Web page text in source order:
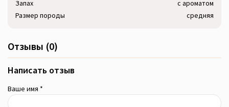
Запах
с ароматом
Размер породы
средняя
Отзывы (0)
Написать отзыв
Ваше имя *